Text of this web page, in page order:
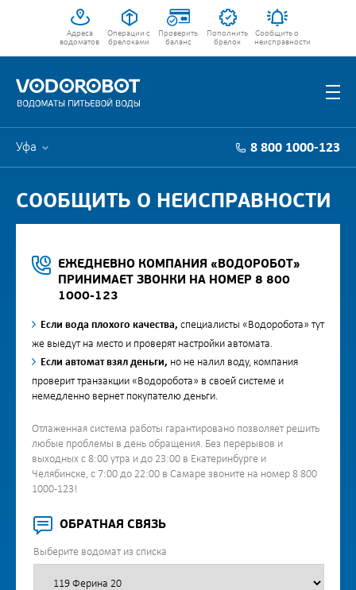
Адреса
водоматов
Операции с
брелоками
Проверить
баланс
Пополнить
брелок
Сообщить о
неисправности
Уфа 8 800 1000-123
СООБЩИТЬ О НЕИСПРАВНОСТИ
ЕЖЕДНЕВНО КОМПАНИЯ «ВОДОРОБОТ»
ПРИНИМАЕТ ЗВОНКИ НА НОМЕР 8 800
1000-123
Если вода плохого качества, специалисты «Водоробота» тут
же выедут на место и проверят настройки автомата.
Если автомат взял деньги, но не налил воду, компания
проверит транзакции «Водоробота» в своей системе и
немедленно вернет покупателю деньги.
Отлаженная система работы гарантировано позволяет решить
любые проблемы в день обращения. Без перерывов и
выходных с 8:00 утра и до 23:00 в Екатеринбурге и
Челябинске, с 7:00 до 22:00 в Самаре звоните на номер 8 800
1000-123!
ОБРАТНАЯ СВЯЗЬ
Выберите водомат из списка